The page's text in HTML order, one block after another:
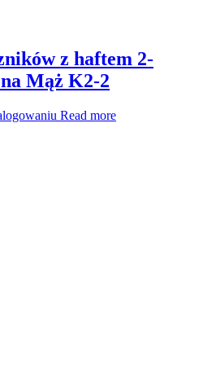
z haftem 2-
Mąż K2-2
Read more